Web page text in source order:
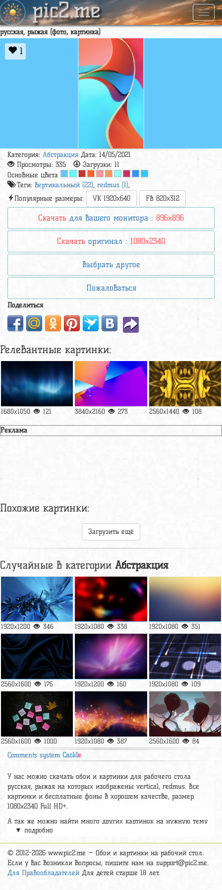
pic2.me
русская, рыжая (фото, картинка)
1
Категория: Абстракция Дата: 14/05/2021
Просмотры: 335 Загрузки: 11
Основные цвета
Теги: вертикальный (22), redmus (1),
Популярные размеры:
VK 1920x640 FB 820x312
Скачать для вашего монитора : 896x896
Скачать оригинал : 1080x2340
Выбрать другое
Пожаловаться
Поделиться
Релевантные картинки:
1680x1050 121 3840x2160 273 2560x1440 108
Реклама
Похожие картинки:
Загрузить ещё
Случайные в категории Абстракция
1920x1200 346 1920x1080 338 1920x1080 351
2560x1600 176 1920x1200 160 1920x1080 109
2560x1600 1000 1920x1080 387 2560x1600 84
Comments system Cackle
У нас можно скачать обои и картинки для рабочего стола
русская, рыжая на которых изображены vertical, redmus. Все
картинки и бесплатные фоны в хорошем качестве, размер
1080x2340 Full HD+.
А так же можно найти много других картинок на нужную тему
разделобои Абстракция
большое количество красивых широкоформатных картинок, фото
и обоев хорошего hd качества бесплатно и на телефон.
▼ подробно
© 2012-2026 www.pic2.me — Обои и картинки на рабочий стол.
Если у вас возникли вопросы, пишите нам на support@pic2.me.
Для Правообладателей Для детей старше 18 лет.